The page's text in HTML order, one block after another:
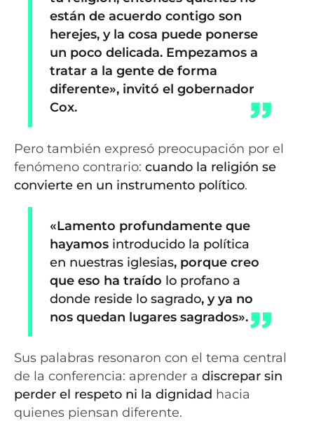
están de acuerdo contigo son
herejes, y la cosa puede ponerse
un poco delicada. Empezamos a
tratar a la gente de forma
diferente», invitó el gobernador
Cox.
Pero también expresó preocupación por el
fenómeno contrario: cuando la religión se
convierte en un instrumento político.
«Lamento profundamente que
hayamos introducido la política
en nuestras iglesias, porque creo
que eso ha traído lo profano a
donde reside lo sagrado, y ya no
nos quedan lugares sagrados».
Sus palabras resonaron con el tema central
de la conferencia: aprender a discrepar sin
perder el respeto ni la dignidad hacia
quienes piensan diferente.